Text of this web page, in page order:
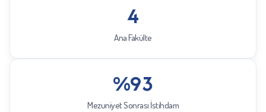
4
Ana Fakülte
%93
Mezuniyet Sonrası İstihdam